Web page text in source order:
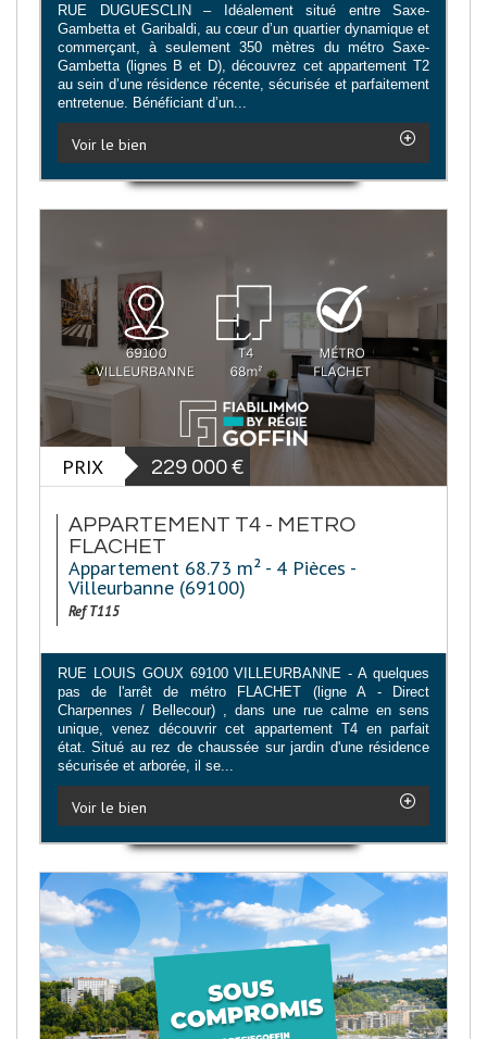
RUE DUGUESCLIN – Idéalement situé entre Saxe-
Gambetta et Garibaldi, au cœur d’un quartier dynamique et
commerçant, à seulement 350 mètres du métro Saxe-
Gambetta (lignes B et D), découvrez cet appartement T2
au sein d’une résidence récente, sécurisée et parfaitement
entretenue. Bénéficiant d’un...
Voir le bien
PRIX 229 000 €
APPARTEMENT T4 - METRO
FLACHET
Appartement 68.73 m² - 4 Pièces -
Villeurbanne (69100)
Ref T115
RUE LOUIS GOUX 69100 VILLEURBANNE - A quelques
pas de l'arrêt de métro FLACHET (ligne A - Direct
Charpennes / Bellecour) , dans une rue calme en sens
unique, venez découvrir cet appartement T4 en parfait
état. Situé au rez de chaussée sur jardin d'une résidence
sécurisée et arborée, il se...
Voir le bien